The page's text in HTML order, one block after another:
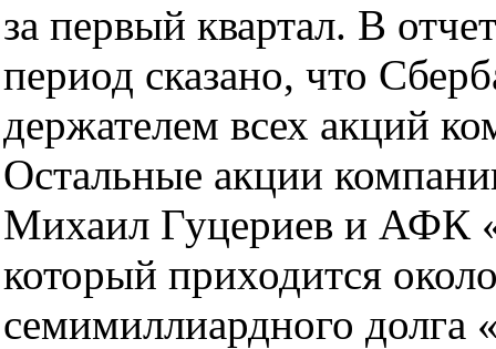
за первый квартал. В
период сказано, что
держателем всех акций
Остальные акции
Михаил Гуцериев и АФК
который приходится
семимиллиардного долга